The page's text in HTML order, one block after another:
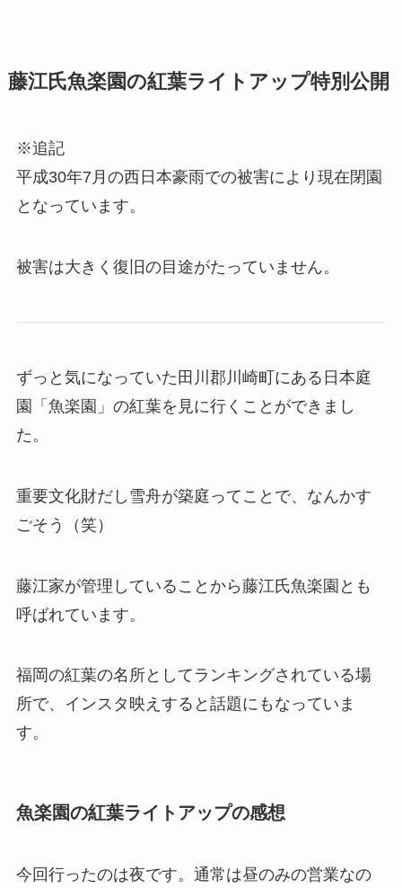
藤江氏魚楽園の紅葉ライトアップ特別公開
※追記
平成30年7月の西日本豪雨での被害により現在閉園
となっています。
被害は大きく復旧の目途がたっていません。
ずっと気になっていた田川郡川崎町にある日本庭
園「魚楽園」の紅葉を見に行くことができまし
た。
重要文化財だし雪舟が築庭ってことで、なんかす
ごそう（笑）
藤江家が管理していることから藤江氏魚楽園とも
呼ばれています。
福岡の紅葉の名所としてランキングされている場
所で、インスタ映えすると話題にもなっていま
す。
魚楽園の紅葉ライトアップの感想
今回行ったのは夜です。通常は昼のみの営業なの